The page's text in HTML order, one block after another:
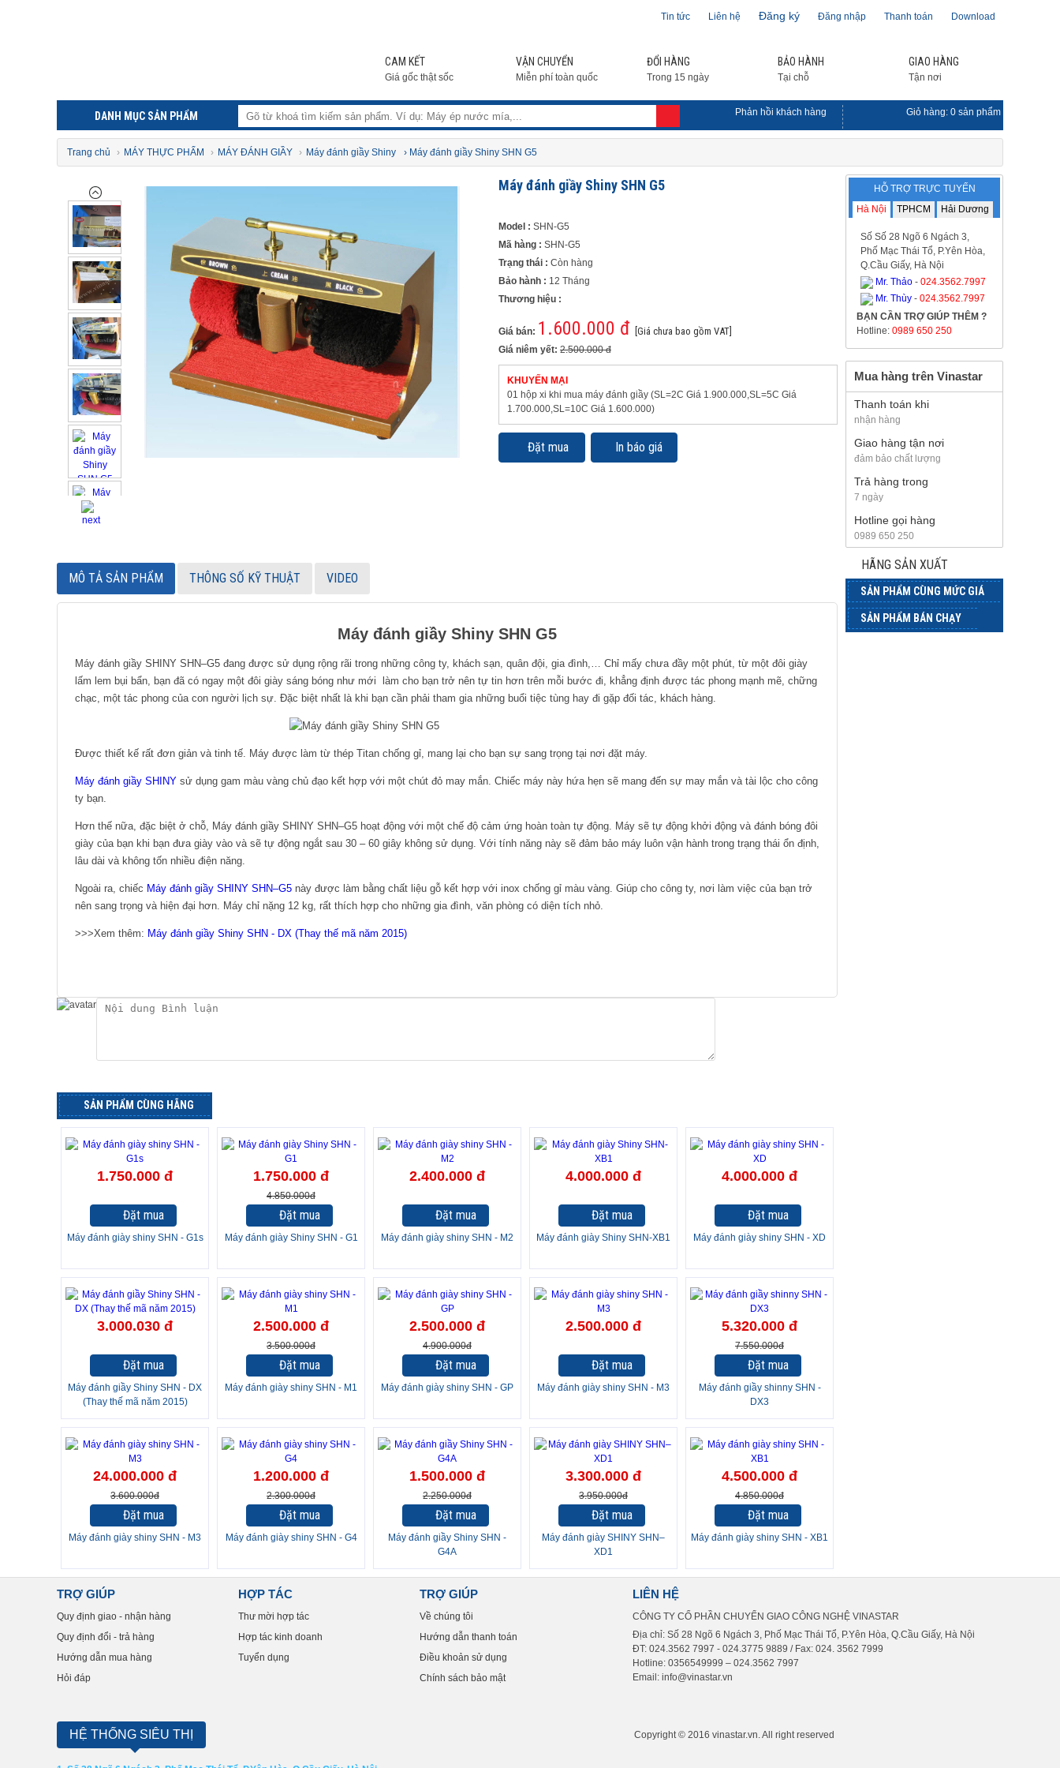
Tin tức Liên hệ Đăng ký Đăng nhập Thanh toán Download
CAM KẾT
Giá gốc thật sốc
VẬN CHUYỂN
Miễn phí toàn quốc
ĐỔI HÀNG
Trong 15 ngày
BẢO HÀNH
Tại chỗ
GIAO HÀNG
Tận nơi
DANH MỤC SẢN PHẨM Phản hồi khách hàng Giỏ hàng: 0 sản phẩm
Trang chủ › MÁY THỰC PHẨM › MÁY ĐÁNH GIẦY › Máy đánh giầy Shiny › Máy đánh giầy Shiny SHN G5
Máy đánh giầy Shiny SHN G5
Model : SHN-G5
Mã hàng : SHN-G5
Trạng thái : Còn hàng
Bảo hành : 12 Tháng
Thương hiệu :
Giá bán: 1.600.000 đ [Giá chưa bao gồm VAT]
Giá niêm yết: 2.500.000 đ
KHUYẾN MẠI
01 hộp xi khi mua máy đánh giầy (SL=2C Giá 1.900.000,SL=5C Giá
1.700.000,SL=10C Giá 1.600.000)
Đặt mua In báo giá
MÔ TẢ SẢN PHẨM THÔNG SỐ KỸ THUẬT VIDEO
Máy đánh giầy Shiny SHN G5
Máy đánh giầy SHINY SHN–G5 đang được sử dụng rộng rãi trong những công ty, khách sạn, quân đội, gia đình,… Chỉ mấy chưa đầy một phút, từ một đôi giày
lấm lem bụi bẩn, bạn đã có ngay một đôi giày sáng bóng như mới làm cho bạn trở nên tự tin hơn trên mỗi bước đi, khẳng định được tác phong mạnh mẽ, chững
chạc, một tác phong của con người lịch sự. Đặc biệt nhất là khi bạn cần phải tham gia những buổi tiệc tùng hay đi gặp đối tác, khách hàng.
Được thiết kế rất đơn giản và tinh tế. Máy được làm từ thép Titan chống gỉ, mang lại cho bạn sự sang trọng tại nơi đặt máy.
Máy đánh giầy SHINY sử dụng gam màu vàng chủ đạo kết hợp với một chút đỏ may mắn. Chiếc máy này hứa hẹn sẽ mang đến sự may mắn và tài lộc cho công
ty bạn.
Hơn thế nữa, đặc biệt ở chỗ, Máy đánh giầy SHINY SHN–G5 hoạt động với một chế độ cảm ứng hoàn toàn tự động. Máy sẽ tự động khởi động và đánh bóng đôi
giày của bạn khi bạn đưa giày vào và sẽ tự động ngắt sau 30 – 60 giây không sử dụng. Với tính năng này sẽ đảm bảo máy luôn vận hành trong trạng thái ổn định,
lâu dài và không tốn nhiều điện năng.
Ngoài ra, chiếc Máy đánh giầy SHINY SHN–G5 này được làm bằng chất liệu gỗ kết hợp với inox chống gỉ màu vàng. Giúp cho công ty, nơi làm việc của bạn trở
nên sang trọng và hiện đại hơn. Máy chỉ nặng 12 kg, rất thích hợp cho những gia đình, văn phòng có diện tích nhỏ.
>>>Xem thêm: Máy đánh giầy Shiny SHN - DX (Thay thế mã năm 2015)
SẢN PHẨM CÙNG HÃNG
1.750.000 đ
Đặt mua
Máy đánh giày shiny SHN - G1s
1.750.000 đ
4.850.000đ
Đặt mua
Máy đánh giày Shiny SHN - G1
2.400.000 đ
Đặt mua
Máy đánh giày shiny SHN - M2
4.000.000 đ
Đặt mua
Máy đánh giày Shiny SHN-XB1
4.000.000 đ
Đặt mua
Máy đánh giày shiny SHN - XD
3.000.030 đ
Đặt mua
Máy đánh giầy Shiny SHN - DX
(Thay thế mã năm 2015)
2.500.000 đ
3.500.000đ
Đặt mua
Máy đánh giày shiny SHN - M1
2.500.000 đ
4.900.000đ
Đặt mua
Máy đánh giày shiny SHN - GP
2.500.000 đ
Đặt mua
Máy đánh giày shiny SHN - M3
5.320.000 đ
7.550.000đ
Đặt mua
Máy đánh giầy shinny SHN -
DX3
24.000.000 đ
3.600.000đ
Đặt mua
Máy đánh giày shiny SHN - M3
1.200.000 đ
2.300.000đ
Đặt mua
Máy đánh giày shiny SHN - G4
1.500.000 đ
2.250.000đ
Đặt mua
Máy đánh giầy Shiny SHN -
G4A
3.300.000 đ
3.950.000đ
Đặt mua
Máy đánh giày SHINY SHN–
XD1
4.500.000 đ
4.850.000đ
Đặt mua
Máy đánh giày shiny SHN - XB1
HỖ TRỢ TRỰC TUYẾN
Hà Nội
TPHCM Hải Dương
Số Số 28 Ngõ 6 Ngách 3,
Phố Mạc Thái Tổ, P.Yên Hòa,
Q.Cầu Giấy, Hà Nội
Mr. Thảo - 024.3562.7997
Mr. Thùy - 024.3562.7997
BẠN CẦN TRỢ GIÚP THÊM ?
Hotline: 0989 650 250
Mua hàng trên Vinastar
Thanh toán khi
nhận hàng
Giao hàng tận nơi
đảm bảo chất lượng
Trả hàng trong
7 ngày
Hotline gọi hàng
0989 650 250
HÃNG SẢN XUẤT
SẢN PHẨM CÙNG MỨC GIÁ
SẢN PHẨM BÁN CHẠY
TRỢ GIÚP
Quy định giao - nhận hàng
Quy định đổi - trả hàng
Hướng dẫn mua hàng
Hỏi đáp
HỢP TÁC
Thư mời hợp tác
Hợp tác kinh doanh
Tuyển dụng
TRỢ GIÚP
Về chúng tôi
Hướng dẫn thanh toán
Điều khoản sử dụng
Chính sách bảo mật
LIÊN HỆ
CÔNG TY CỔ PHẦN CHUYỂN GIAO CÔNG NGHỆ VINASTAR
Địa chỉ: Số 28 Ngõ 6 Ngách 3, Phố Mạc Thái Tổ, P.Yên Hòa, Q.Cầu Giấy, Hà Nội
ĐT: 024.3562 7997 - 024.3775 9889 / Fax: 024. 3562 7999
Hotline: 0356549999 – 024.3562 7997
Email: info@vinastar.vn
HỆ THỐNG SIÊU THỊ Copyright © 2016 vinastar.vn. All right reserved